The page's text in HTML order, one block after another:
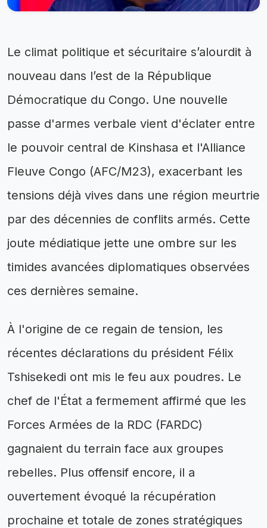
Le climat politique et sécuritaire s’alourdit à
nouveau dans l’est de la République
Démocratique du Congo. Une nouvelle
passe d'armes verbale vient d'éclater entre
le pouvoir central de Kinshasa et l'Alliance
Fleuve Congo (AFC/M23), exacerbant les
tensions déjà vives dans une région meurtrie
par des décennies de conflits armés. Cette
joute médiatique jette une ombre sur les
timides avancées diplomatiques observées
ces dernières semaine.
À l'origine de ce regain de tension, les
récentes déclarations du président Félix
Tshisekedi ont mis le feu aux poudres. Le
chef de l'État a fermement affirmé que les
Forces Armées de la RDC (FARDC)
gagnaient du terrain face aux groupes
rebelles. Plus offensif encore, il a
ouvertement évoqué la récupération
prochaine et totale de zones stratégiques